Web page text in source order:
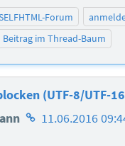
Forum
Beitrag im Thread-Baum
(UTF-8/UTF-
Homepage
11.06.2016